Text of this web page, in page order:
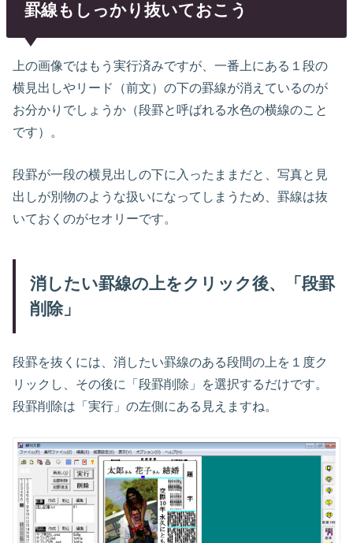
罫線もしっかり抜いておこう
上の画像ではもう実行済みですが、一番上にある１段の
横見出しやリード（前文）の下の罫線が消えているのが
お分かりでしょうか（段罫と呼ばれる水色の横線のこと
です）。
段罫が一段の横見出しの下に入ったままだと、写真と見
出しが別物のような扱いになってしまうため、罫線は抜
いておくのがセオリーです。
消したい罫線の上をクリック後、「段罫
削除」
段罫を抜くには、消したい罫線のある段間の上を１度ク
リックし、その後に「段罫削除」を選択するだけです。
段罫削除は「実行」の左側にある見えますね。